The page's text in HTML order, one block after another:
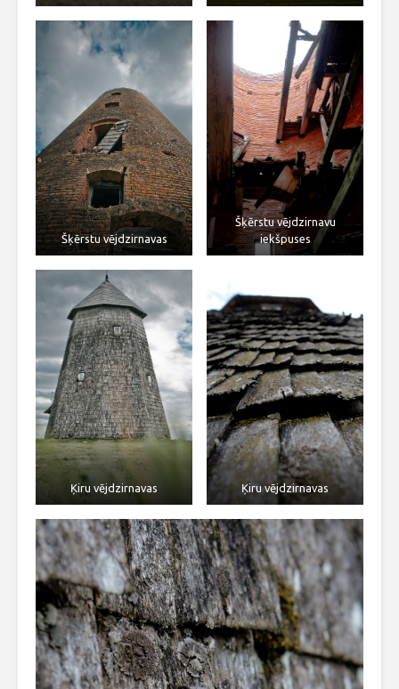
Šķērstu vējdzirnavas
Šķērstu vējdzirnavu
iekšpuses
Ķiru vējdzirnavas Ķiru vējdzirnavas